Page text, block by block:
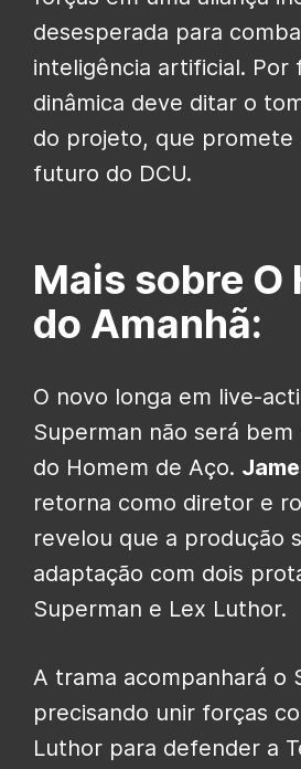
desesperada para
inteligência artificial. Por
dinâmica deve ditar o
do projeto, que promete
futuro do DCU.
Mais sobre O
do Amanhã:
O novo longa em live-
Superman não será
do Homem de Aço.
retorna como diretor e
revelou que a produção
adaptação com dois
Superman e Lex Luthor.
A trama acompanhará o
precisando unir forças
Luthor para defender a